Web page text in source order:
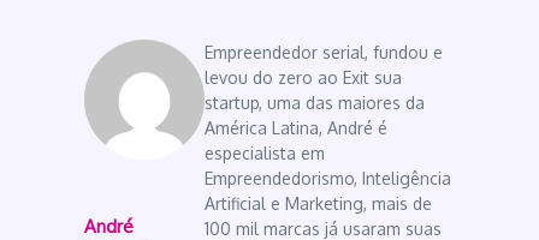
André
Empreendedor serial, fundou e
levou do zero ao Exit sua
startup, uma das maiores da
América Latina, André é
especialista em
Empreendedorismo, Inteligência
Artificial e Marketing, mais de
100 mil marcas já usaram suas